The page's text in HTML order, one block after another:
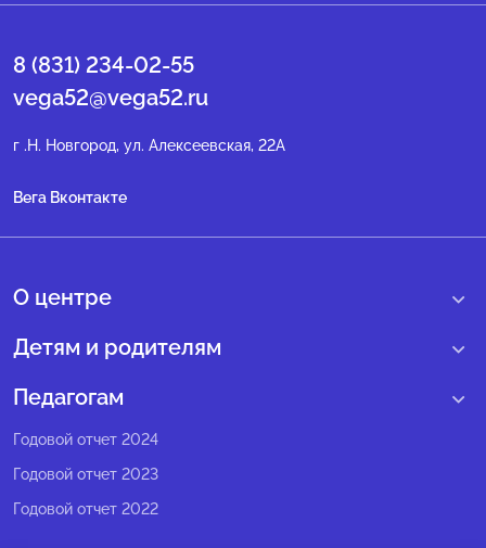
8 (831) 234-02-55
vega52@vega52.ru
г .Н. Новгород, ул. Алексеевская, 22А
Вега Вконтакте
О центре
О нас
Структура регионального центра
Педагогический состав
Попечительский совет
Экспертный совет
Детям и родителям
Учебные интенсивные сборы
Педагогам
Программы Веги
Программы Сириус
Методические рекомендации
Годовой отчет 2024
Годовой отчет 2023
Годовой отчет 2022